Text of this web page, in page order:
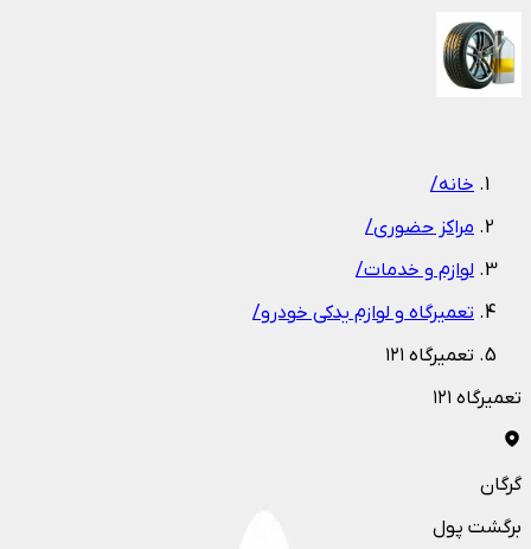
خانه/
مراکز حضوری/
لوازم و خدمات/
تعمیرگاه و لوازم یدکی خودرو/
تعمیرگاه ۱۲۱
تعمیرگاه ۱۲۱
گرگان
برگشت پول